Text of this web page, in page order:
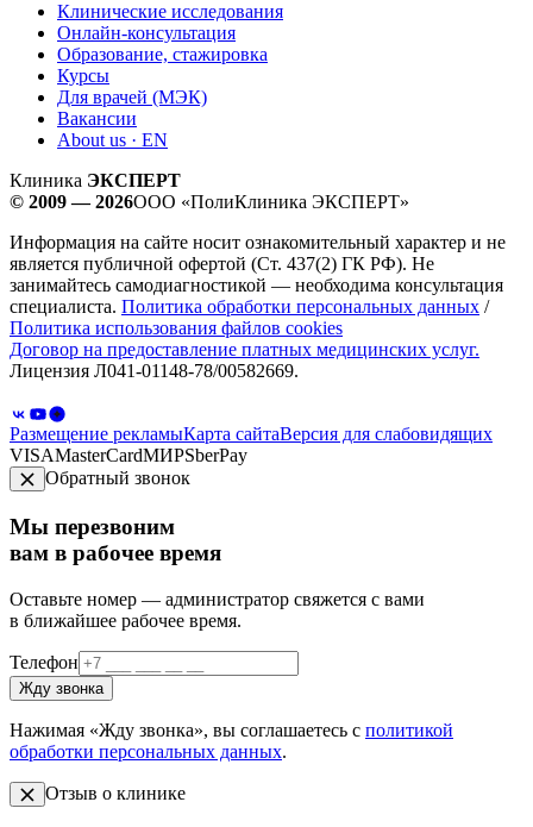
Клинические исследования
Онлайн-консультация
Образование, стажировка
Курсы
Для врачей (МЭК)
Вакансии
About us · EN
Клиника ЭКСПЕРТ
© 2009 — 2026ООО «ПолиКлиника ЭКСПЕРТ»
Информация на сайте носит ознакомительный характер и не
является публичной офертой (Ст. 437(2) ГК РФ). Не
занимайтесь самодиагностикой — необходима консультация
специалиста. Политика обработки персональных данных /
Политика использования файлов cookies
Договор на предоставление платных медицинских услуг.
Лицензия Л041-01148-78/00582669.
Размещение рекламыКарта сайтаВерсия для слабовидящих
VISAMasterCardМИРSberPay
Обратный звонок
Мы перезвоним
вам в рабочее время
Оставьте номер — администратор свяжется с вами
в ближайшее рабочее время.
Телефон
Жду звонка
Нажимая «Жду звонка», вы соглашаетесь с политикой
обработки персональных данных.
Отзыв о клинике